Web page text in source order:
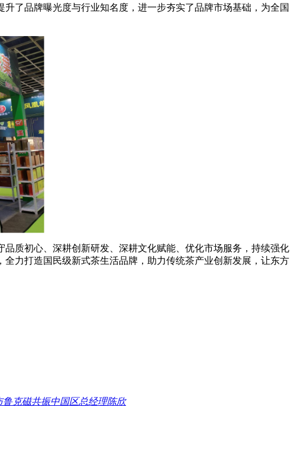
了品牌曝光度与行业知名度，进一步夯实了品牌市场基础，为全国
质初心、深耕创新研发、深耕文化赋能、优化市场服务，持续强化
力打造国民级新式茶生活品牌，助力传统茶产业创新发展，让东方
克磁共振中国区总经理陈欣